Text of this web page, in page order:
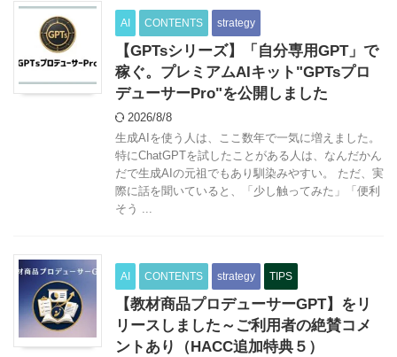
AI CONTENTS strategy
【GPTsシリーズ】「自分専用GPT」で
稼ぐ。プレミアムAIキット"GPTsプロ
デューサーPro"を公開しました
2026/8/8
生成AIを使う人は、ここ数年で一気に増えました。
特にChatGPTを試したことがある人は、なんだかん
だで生成AIの元祖でもあり馴染みやすい。 ただ、実
際に話を聞いていると、「少し触ってみた」「便利
そう ...
AI CONTENTS strategy TIPS
【教材商品プロデューサーGPT】をリ
リースしました～ご利用者の絶賛コメ
ントあり（HACC追加特典５）